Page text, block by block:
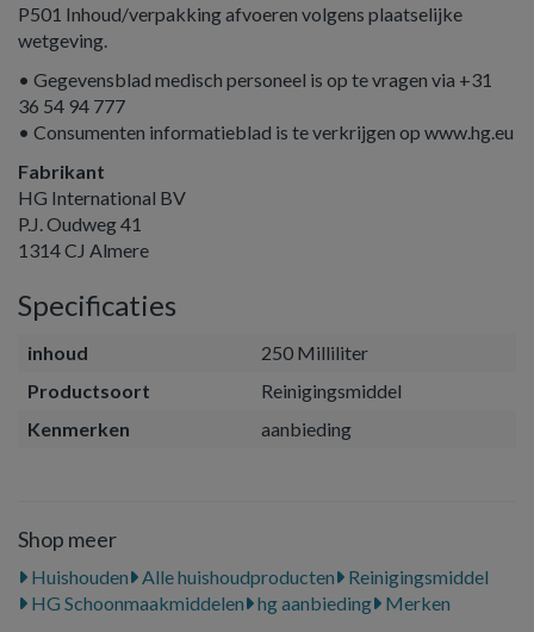
P501 Inhoud/verpakking afvoeren volgens plaatselijke
wetgeving.
• Gegevensblad medisch personeel is op te vragen via +31
36 54 94 777
• Consumenten informatieblad is te verkrijgen op www.hg.eu
Fabrikant
HG International BV
P.J. Oudweg 41
1314 CJ Almere
Specificaties
inhoud
250 Milliliter
Productsoort
Reinigingsmiddel
Kenmerken
aanbieding
Shop meer
Huishouden Alle huishoudproducten
Reinigingsmiddel
HG Schoonmaakmiddelen
hg aanbieding Merken